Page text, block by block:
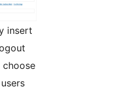
insert
choose